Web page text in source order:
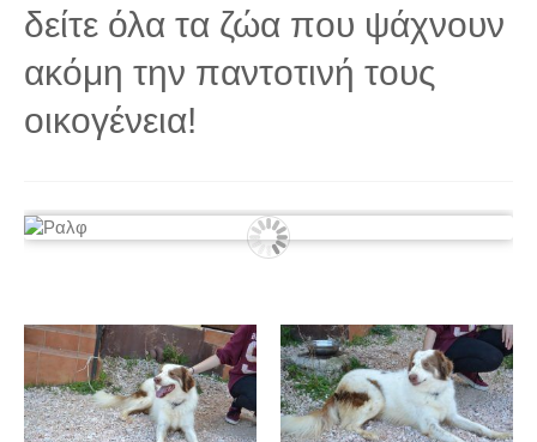
δείτε όλα τα ζώα που ψάχνουν
ακόμη την παντοτινή τους
οικογένεια!